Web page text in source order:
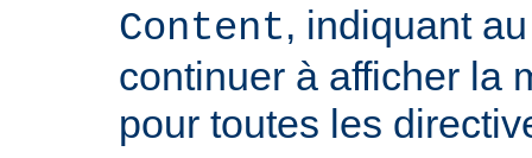
Content, indiquant
continuer à afficher la
pour toutes les